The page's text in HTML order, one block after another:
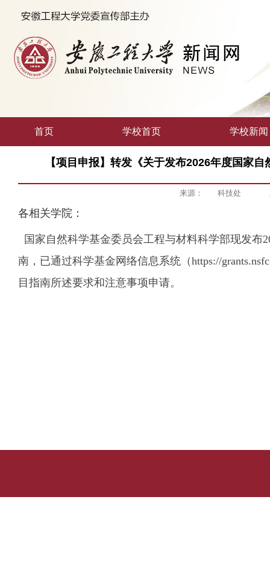
首页 学校首页 学校新闻
【项目申报】转发《关于发布2026年度国家
来源： 科技处
各相关学院：
国家自然科学基金委员会工程与材料科学部现发
南，已通过科学基金网络信息系统（https://
目指南所述要求和注意事项申请。